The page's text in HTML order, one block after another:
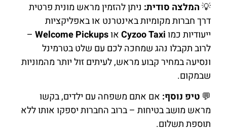
💡המלצה סודית: ניתן להזמין מראש מונית פרטית
דרך חברות מקומיות באינטרנט או באפליקציות
ייעודיות כמוCyzoo TaxiאוWelcome Pickups
–
לרוב תקבלו נהג שמחכה לכם עם שלט בטרמינל
ונסיעה במחיר קבוע מראש, לעיתים זול יותר מהמוניות
שבמקום.
💬טיפ נוסף: אם אתם משפחה עם ילדים, בקשו
מראש מושב בטיחות – ברוב החברות יספקו אותו ללא
תוספת תשלום.